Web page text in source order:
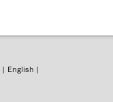
| English |